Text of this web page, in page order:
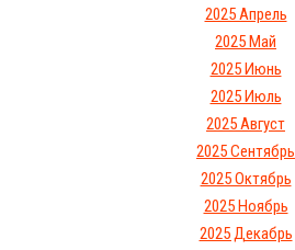
2025 Апрель
2025 Май
2025 Июнь
2025 Июль
2025 Август
2025 Сентябрь
2025 Октябрь
2025 Ноябрь
2025 Декабрь